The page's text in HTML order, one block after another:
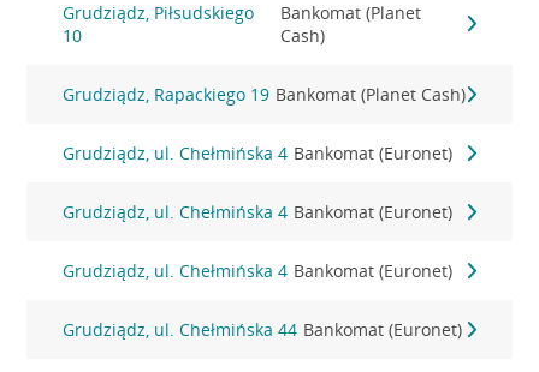
Grudziądz, Piłsudskiego
10
Bankomat (Planet
Cash)
Grudziądz, Rapackiego 19 Bankomat (Planet Cash)
Grudziądz, ul. Chełmińska 4 Bankomat (Euronet)
Grudziądz, ul. Chełmińska 4 Bankomat (Euronet)
Grudziądz, ul. Chełmińska 4 Bankomat (Euronet)
Grudziądz, ul. Chełmińska 44 Bankomat (Euronet)